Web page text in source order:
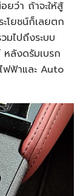
ยว่า ถ้าจะให้สู้
โยชน์ก็เลยตก
มไปถึงระบบ
ลังดรัมเบรก
ฟ้าและ Auto